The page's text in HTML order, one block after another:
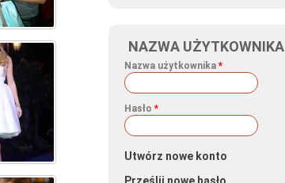
NAZWA UŻYTKOWNIKA
Nazwa użytkownika *
Hasło *
Utwórz nowe konto